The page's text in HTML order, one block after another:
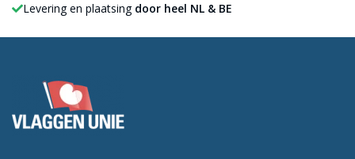
Levering en plaatsing door heel NL & BE